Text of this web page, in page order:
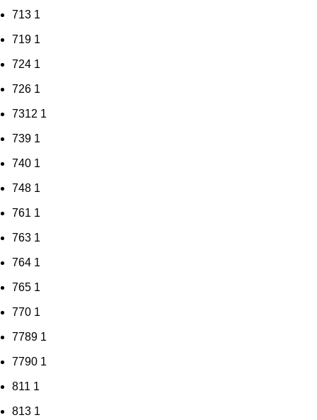
713 1
719 1
724 1
726 1
7312 1
739 1
740 1
748 1
761 1
763 1
764 1
765 1
770 1
7789 1
7790 1
811 1
813 1